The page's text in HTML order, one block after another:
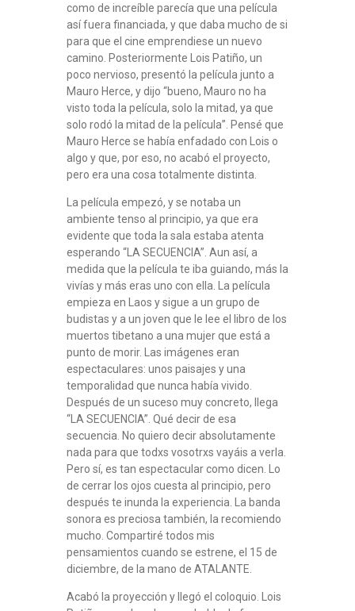
como de increíble parecía que una película
así fuera financiada, y que daba mucho de si
para que el cine emprendiese un nuevo
camino. Posteriormente Lois Patiño, un
poco nervioso, presentó la película junto a
Mauro Herce, y dijo “bueno, Mauro no ha
visto toda la película, solo la mitad, ya que
solo rodó la mitad de la película”. Pensé que
Mauro Herce se había enfadado con Lois o
algo y que, por eso, no acabó el proyecto,
pero era una cosa totalmente distinta.
La película empezó, y se notaba un
ambiente tenso al principio, ya que era
evidente que toda la sala estaba atenta
esperando “LA SECUENCIA”. Aun así, a
medida que la película te iba guiando, más la
vivías y más eras uno con ella. La película
empieza en Laos y sigue a un grupo de
budistas y a un joven que le lee el libro de los
muertos tibetano a una mujer que está a
punto de morir. Las imágenes eran
espectaculares: unos paisajes y una
temporalidad que nunca había vivido.
Después de un suceso muy concreto, llega
“LA SECUENCIA”. Qué decir de esa
secuencia. No quiero decir absolutamente
nada para que todxs vosotrxs vayáis a verla.
Pero sí, es tan espectacular como dicen. Lo
de cerrar los ojos cuesta al principio, pero
después te inunda la experiencia. La banda
sonora es preciosa también, la recomiendo
mucho. Compartiré todos mis
pensamientos cuando se estrene, el 15 de
diciembre, de la mano de ATALANTE.
Acabó la proyección y llegó el coloquio. Lois